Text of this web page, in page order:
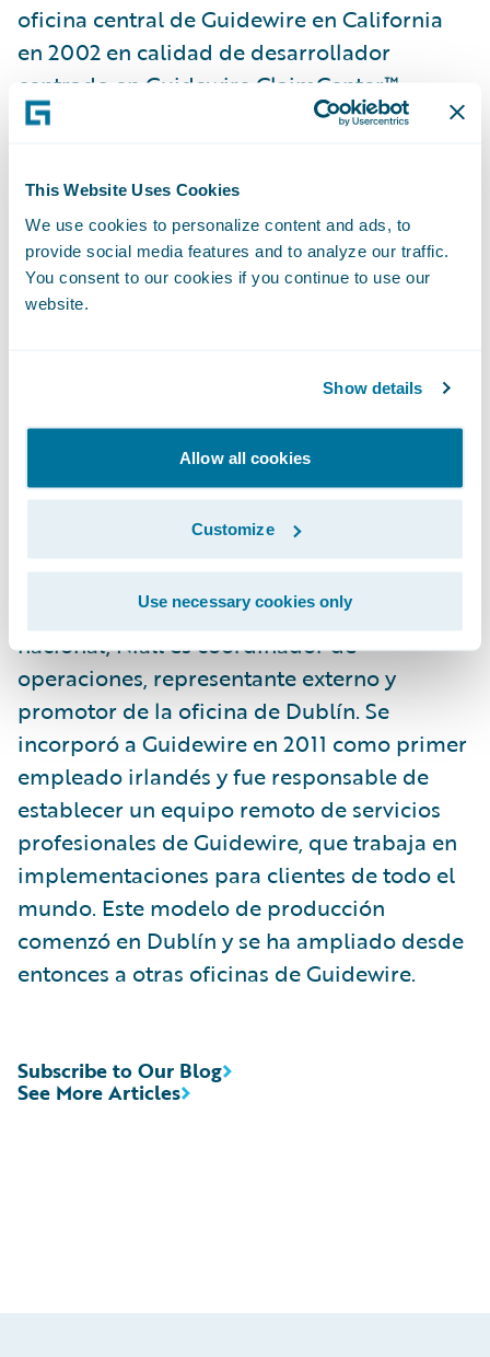
This Website Uses Cookies
We use cookies to personalize content and ads, to
provide social media features and to analyze our traffic.
You consent to our cookies if you continue to use our
website.
Show details
Allow all cookies
Customize
Use necessary cookies only
oficina central de Guidewire en California
en 2002 en calidad de desarrollador
centrado en Guidewire ClaimCenter™,
primer producto de la empresa. Al
lanzamiento en 2012 del centro de
desarrollo de Guidewire en dicha localidad,
donde pronto asumió también la
responsabilidad de desarrollar contenido a
escala mundial, incluyendo a los equipos de
desempeñó un papel clave en el
Cracovia en 2016.
considerable, la oficina de Dublín es ahora
la más grande de Guidewire, a excepción de
la de Estados Unidos. En calidad de director
nacional, Niall es coordinador de
operaciones, representante externo y
promotor de la oficina de Dublín. Se
incorporó a Guidewire en 2011 como primer
empleado irlandés y fue responsable de
establecer un equipo remoto de servicios
profesionales de Guidewire, que trabaja en
implementaciones para clientes de todo el
mundo. Este modelo de producción
comenzó en Dublín y se ha ampliado desde
entonces a otras oficinas de Guidewire.
See More Articles
Subscribe to Our Blog